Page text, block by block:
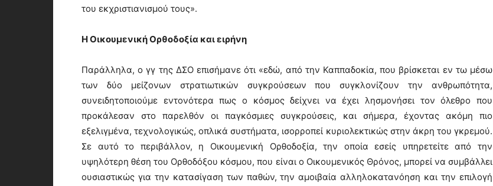
του εκχριστιανισμού τους».
Η Οικουμενική Ορθοδοξία και ειρήνη
Παράλληλα, ο γγ της ΔΣΟ επισήμανε ότι «εδώ, από την Καππαδοκία, που βρίσκεται εν τω μέσω
των δύο μείζονων στρατιωτικών συγκρούσεων που συγκλονίζουν την ανθρωπότητα,
συνειδητοποιούμε εντονότερα πως ο κόσμος δείχνει να έχει λησμονήσει τον όλεθρο που
προκάλεσαν στο παρελθόν οι παγκόσμιες συγκρούσεις, και σήμερα, έχοντας ακόμη πιο
εξελιγμένα, τεχνολογικώς, οπλικά συστήματα, ισορροπεί κυριολεκτικώς στην άκρη του γκρεμού.
Σε αυτό το περιβάλλον, η Οικουμενική Ορθοδοξία, την οποία εσείς υπηρετείτε από την
υψηλότερη θέση του Ορθοδόξου κόσμου, που είναι ο Οικουμενικός Θρόνος, μπορεί να συμβάλλει
ουσιαστικώς για την κατασίγαση των παθών, την αμοιβαία αλληλοκατανόηση και την επιλογή